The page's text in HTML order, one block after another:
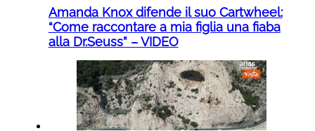
Amanda Knox difende il suo Cartwheel:
“Come raccontare a mia figlia una fiaba
alla Dr.Seuss” – VIDEO